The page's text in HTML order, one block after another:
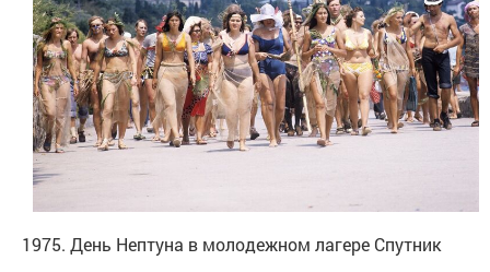
1975. День Нептуна в молодежном лагере Спутник